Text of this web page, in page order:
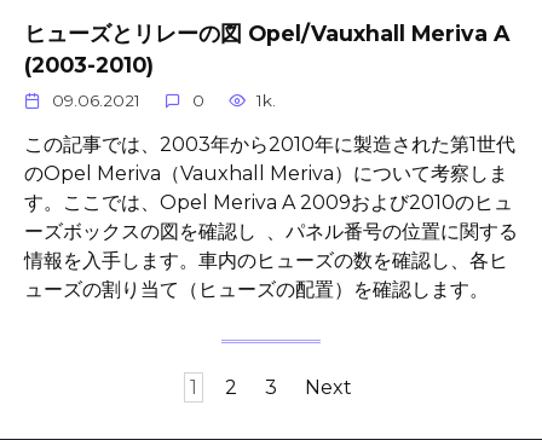
ヒューズとリレーの図 Opel/Vauxhall Meriva A
(2003-2010)
09.06.2021 0 1k.
この記事では、2003年から2010年に製造された第1世代
のOpel Meriva（Vauxhall Meriva）について考察しま
す。ここでは、Opel Meriva A 2009および2010のヒュ
ーズボックスの図を確認し 、パネル番号の位置に関する
情報を入手します。車内のヒューズの数を確認し、各ヒ
ューズの割り当て（ヒューズの配置）を確認します。
1 2 3 Next